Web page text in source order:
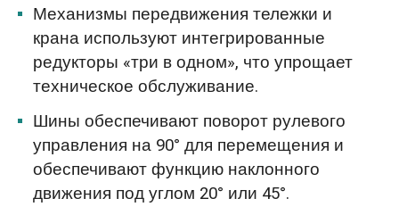
Механизмы передвижения тележки и
крана используют интегрированные
редукторы «три в одном», что упрощает
техническое обслуживание.
Шины обеспечивают поворот рулевого
управления на 90° для перемещения и
обеспечивают функцию наклонного
движения под углом 20° или 45°.